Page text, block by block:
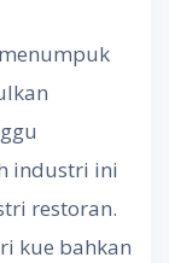
industri ini
restoran.
kue bahkan